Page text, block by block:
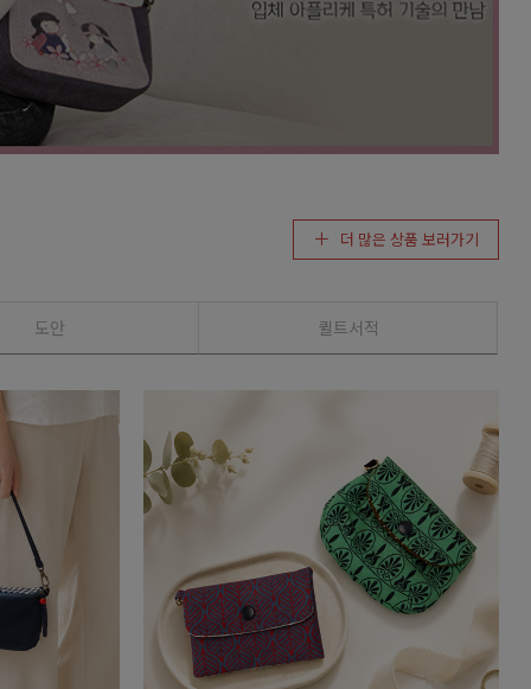
더 많은 상품 보러가기
도안 퀼트서적